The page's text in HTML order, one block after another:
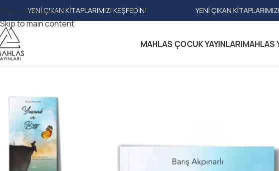
Skip to navigation
Skip to main content
ÇIKAN KITAPLARIMIZI KEŞFEDIN! YENI ÇIKAN KITAPLARIMIZI KEŞFEDIN!
MAHLAS ÇOCUK YAYINLARIMAHLAS